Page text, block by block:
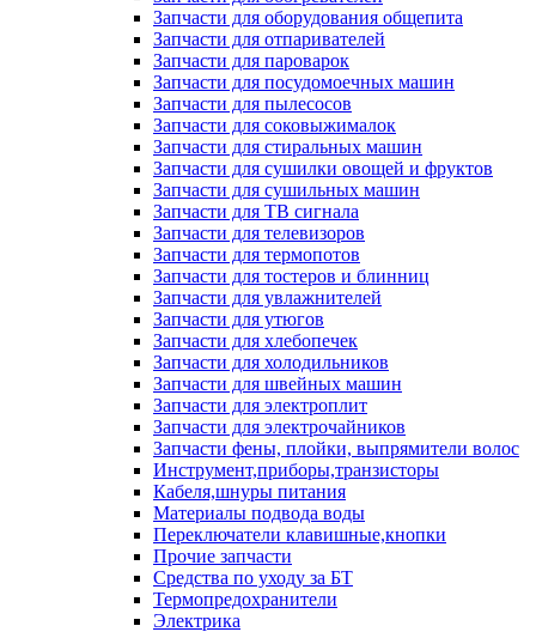
Запчасти для оборудования общепита
Запчасти для отпаривателей
Запчасти для пароварок
Запчасти для посудомоечных машин
Запчасти для пылесосов
Запчасти для соковыжималок
Запчасти для стиральных машин
Запчасти для сушилки овощей и фруктов
Запчасти для сушильных машин
Запчасти для ТВ сигнала
Запчасти для телевизоров
Запчасти для термопотов
Запчасти для тостеров и блинниц
Запчасти для увлажнителей
Запчасти для утюгов
Запчасти для хлебопечек
Запчасти для холодильников
Запчасти для швейных машин
Запчасти для электроплит
Запчасти для электрочайников
Запчасти фены, плойки, выпрямители волос
Инструмент,приборы,транзисторы
Кабеля,шнуры питания
Материалы подвода воды
Переключатели клавишные,кнопки
Прочие запчасти
Средства по уходу за БТ
Термопредохранители
Электрика